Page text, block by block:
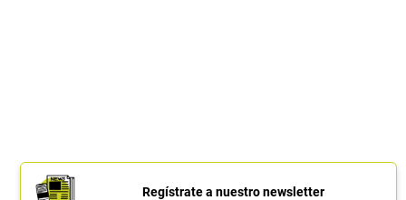
Regístrate a nuestro newsletter